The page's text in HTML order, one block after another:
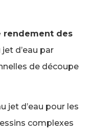
rendement des
d’eau par
de découpe
jet d’eau pour les
complexes